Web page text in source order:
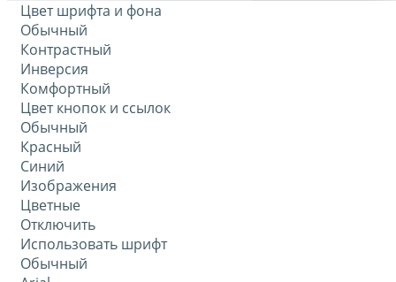
Цвет шрифта и фона
Обычный
Контрастный
Инверсия
Комфортный
Цвет кнопок и ссылок
Обычный
Красный
Синий
Изображения
Цветные
Отключить
Использовать шрифт
Обычный